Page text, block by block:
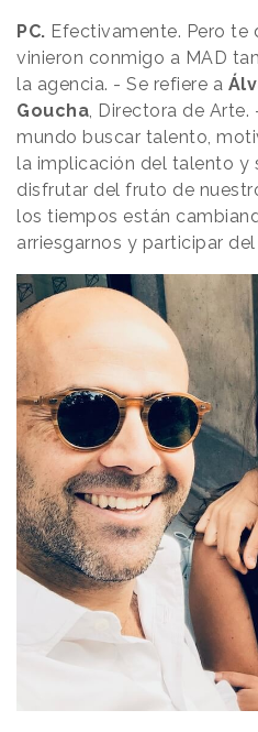
PC. Efectivamente. Pero te
vinieron conmigo a MAD
la agencia. - Se refiere a
Goucha, Directora de
mundo buscar talento,
la implicación del talento y
disfrutar del fruto de
los tiempos están
arriesgarnos y participar